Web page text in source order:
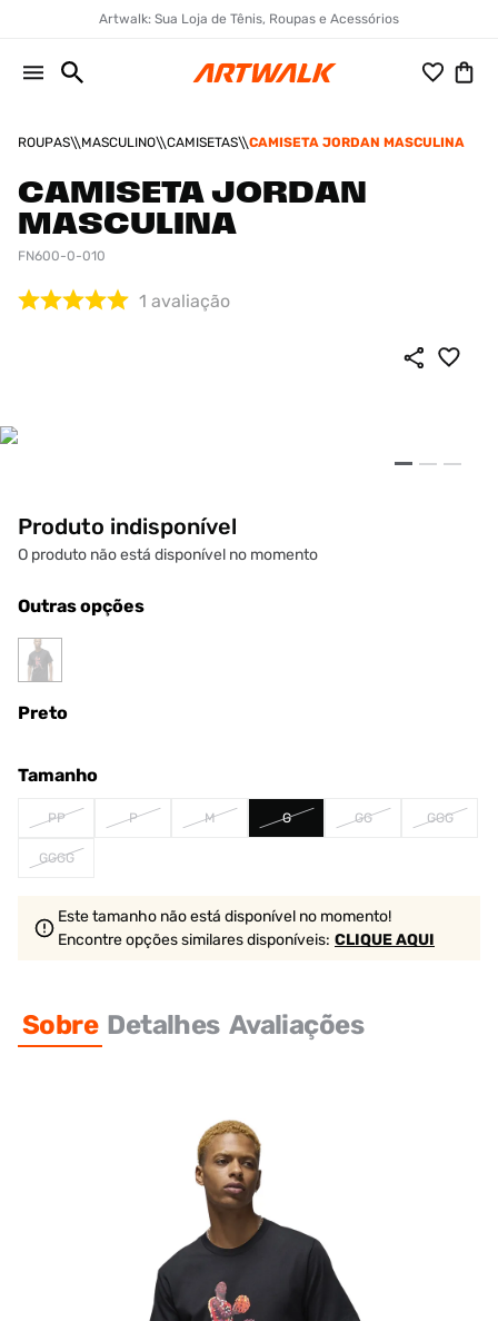
Artwalk: Sua Loja de Tênis, Roupas e Acessórios
ROUPAS MASCULINO CAMISETAS CAMISETA JORDAN MASCULINA
CAMISETA JORDAN
MASCULINA
FN600-0-010
1 avaliação
Produto indisponível
O produto não está disponível no momento
Outras opções
Preto
Tamanho
PP P M G GG GGG
GGGG
Este tamanho não está disponível no momento!
Encontre opções similaresdisponíveis: CLIQUE AQUI
Sobre Detalhes Avaliações